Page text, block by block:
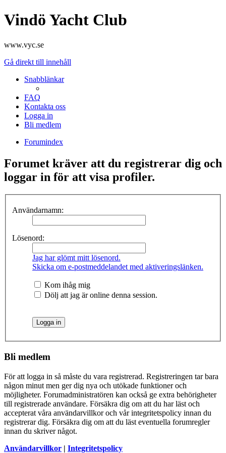
Vindö Yacht Club
www.vyc.se
Gå direkt till innehåll
Snabblänkar
FAQ
Kontakta oss
Logga in
Bli medlem
Forumindex
Forumet kräver att du registrerar dig och
loggar in för att visa profiler.
Användarnamn:
Lösenord:
Jag har glömt mitt lösenord.
Skicka om e-postmeddelandet med aktiveringslänken.
Kom ihåg mig
Dölj att jag är online denna session.
Bli medlem
För att logga in så måste du vara registrerad. Registreringen tar bara
någon minut men ger dig nya och utökade funktioner och
möjligheter. Forumadministratören kan också ge extra behörigheter
till registrerade användare. Försäkra dig om att du har läst och
accepterat våra användarvillkor och vår integritetspolicy innan du
registrerar dig. Försäkra dig om att du läst eventuella forumregler
innan du skriver något.
Användarvillkor | Integritetspolicy